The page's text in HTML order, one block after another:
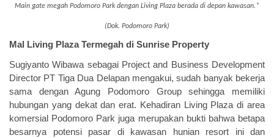
Main gate megah Podomoro Park dengan Living Plaza berada di depan kawasan.*
(Dok. Podomoro Park)
Mal Living Plaza Termegah di Sunrise Property
Sugiyanto Wibawa sebagai Project and Business Development
Director PT Tiga Dua Delapan mengakui, sudah banyak bekerja
sama dengan Agung Podomoro Group sehingga memiliki
hubungan yang dekat dan erat. Kehadiran Living Plaza di area
komersial Podomoro Park juga merupakan bukti bahwa betapa
besarnya potensi pasar di kawasan hunian resort ini dan